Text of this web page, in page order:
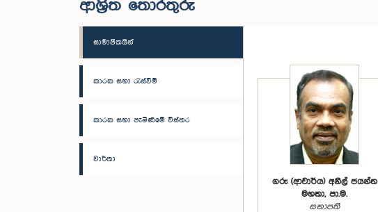
ආශ්‍රිත තොරතුරු
සාමාජිකයින්
කාරක සභා රැස්වීම්
කාරක සභා පැමිණීමේ විස්තර
වාර්තා
ගරු (ආචාර්ය) අනිල් ජයන්ත
මහතා, පා.ම.
සභාපති